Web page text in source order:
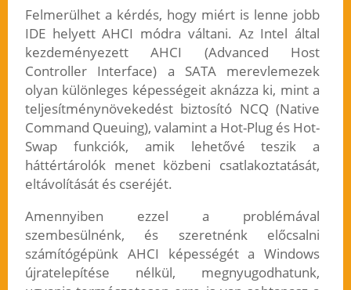
Felmerülhet a kérdés, hogy miért is lenne jobb
IDE helyett AHCI módra váltani. Az Intel által
kezdeményezett AHCI (Advanced Host
Controller Interface) a SATA merevlemezek
olyan különleges képességeit aknázza ki, mint a
teljesítménynövekedést biztosító NCQ (Native
Command Queuing), valamint a Hot-Plug és Hot-
Swap funkciók, amik lehetővé teszik a
háttértárolók menet közbeni csatlakoztatását,
eltávolítását és cseréjét.
Amennyiben ezzel a problémával
szembesülnénk, és szeretnénk előcsalni
számítógépünk AHCI képességét a Windows
újratelepítése nélkül, megnyugodhatunk,